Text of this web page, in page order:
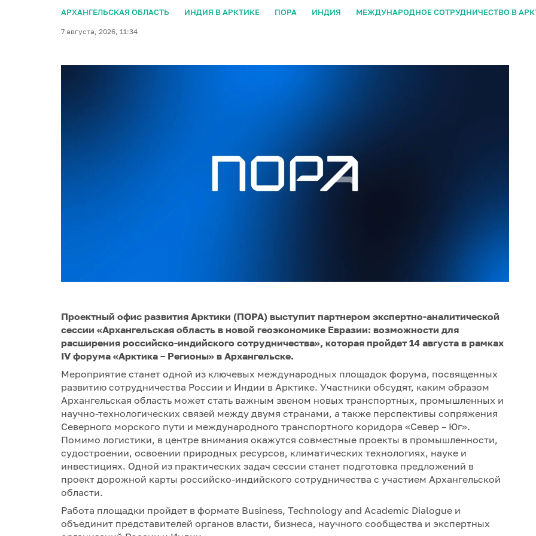
АРХАНГЕЛЬСКАЯ ОБЛАСТЬ ИНДИЯ В АРКТИКЕ ПОРА ИНДИЯ МЕЖДУНАРОДНОЕ СОТРУДНИЧЕСТВО В
7 августа, 2026, 11:34
Проектный офис развития Арктики (ПОРА) выступит партнером экспертно-аналитической
сессии «Архангельская область в новой геоэкономике Евразии: возможности для
расширения российско-индийского сотрудничества», которая пройдет 14 августа в рамках
IV форума «Арктика – Регионы» в Архангельске.
Мероприятие станет одной из ключевых международных площадок форума, посвященных
развитию сотрудничества России и Индии в Арктике. Участники обсудят, каким образом
Архангельская область может стать важным звеном новых транспортных, промышленных и
научно-технологических связей между двумя странами, а также перспективы сопряжения
Северного морского пути и международного транспортного коридора «Север – Юг».
Помимо логистики, в центре внимания окажутся совместные проекты в промышленности,
судостроении, освоении природных ресурсов, климатических технологиях, науке и
инвестициях. Одной из практических задач сессии станет подготовка предложений в
проект дорожной карты российско-индийского сотрудничества с участием Архангельской
области.
Работа площадки пройдет в формате Business, Technology and Academic Dialogue и
объединит представителей органов власти, бизнеса, научного сообщества и экспертных